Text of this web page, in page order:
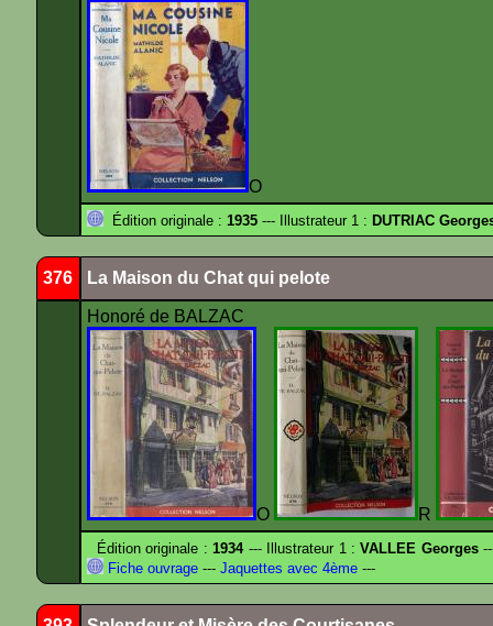
O
Édition originale : 1935 --- Illustrateur 1 : DUTRIAC
376 La Maison du Chat qui pelote
Honoré de BALZAC
O R
Édition originale :1934--- Illustrateur 1 :VALLEE Georges
Fiche ouvrage --- Jaquettes avec 4ème ---